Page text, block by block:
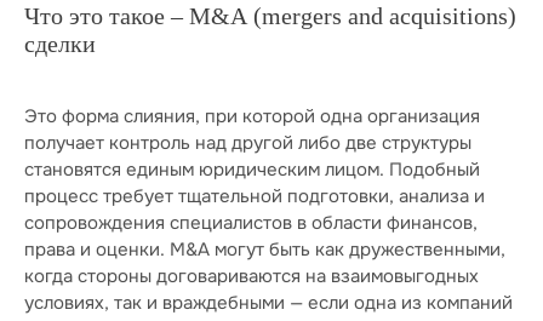
Что это такое – М&А (mergers and acquisitions)
сделки
Это форма слияния, при которой одна организация
получает контроль над другой либо две структуры
становятся единым юридическим лицом. Подобный
процесс требует тщательной подготовки, анализа и
сопровождения специалистов в области финансов,
права и оценки. M&A могут быть как дружественными,
когда стороны договариваются на взаимовыгодных
условиях, так и враждебными — если одна из компаний